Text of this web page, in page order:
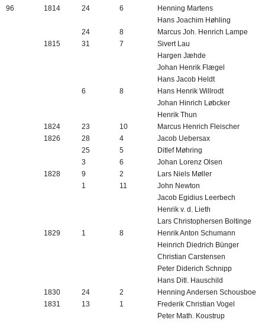
96
1814 24 6
Henning Martens
Hans Joachim Høhling
24
8
Marcus Joh. Henrich Lampe
1815
31 7
Sivert Lau
Hargen Jæhde
Johan Henrik Flægel
Hans Jacob Heldt
6
8
Hans Henrik Willrodt
Johan Hinrich Løbcker
Henrik Thun
1824
23 10
Marcus Henrich Fleischer
1826
28 4
Jacob Uebersax
25
5
Ditlef Møhring
3
6
Johan Lorenz Olsen
1828
9 2
Lars Niels Møller
1
11
John Newton
Jacob Egidius Leerbech
Henrik v. d. Lieth
Lars Christophersen Boltinge
1829
1 8
Henrik Anton Schumann
Heinrich Diedrich Bünger
Christian Carstensen
Peter Diderich Schnipp
Hans Ditl. Hauschild
1830
24 2
Henning Andersen Schousboe
1831
13 1
Frederik Christian Vogel
Peter Math. Koustrup